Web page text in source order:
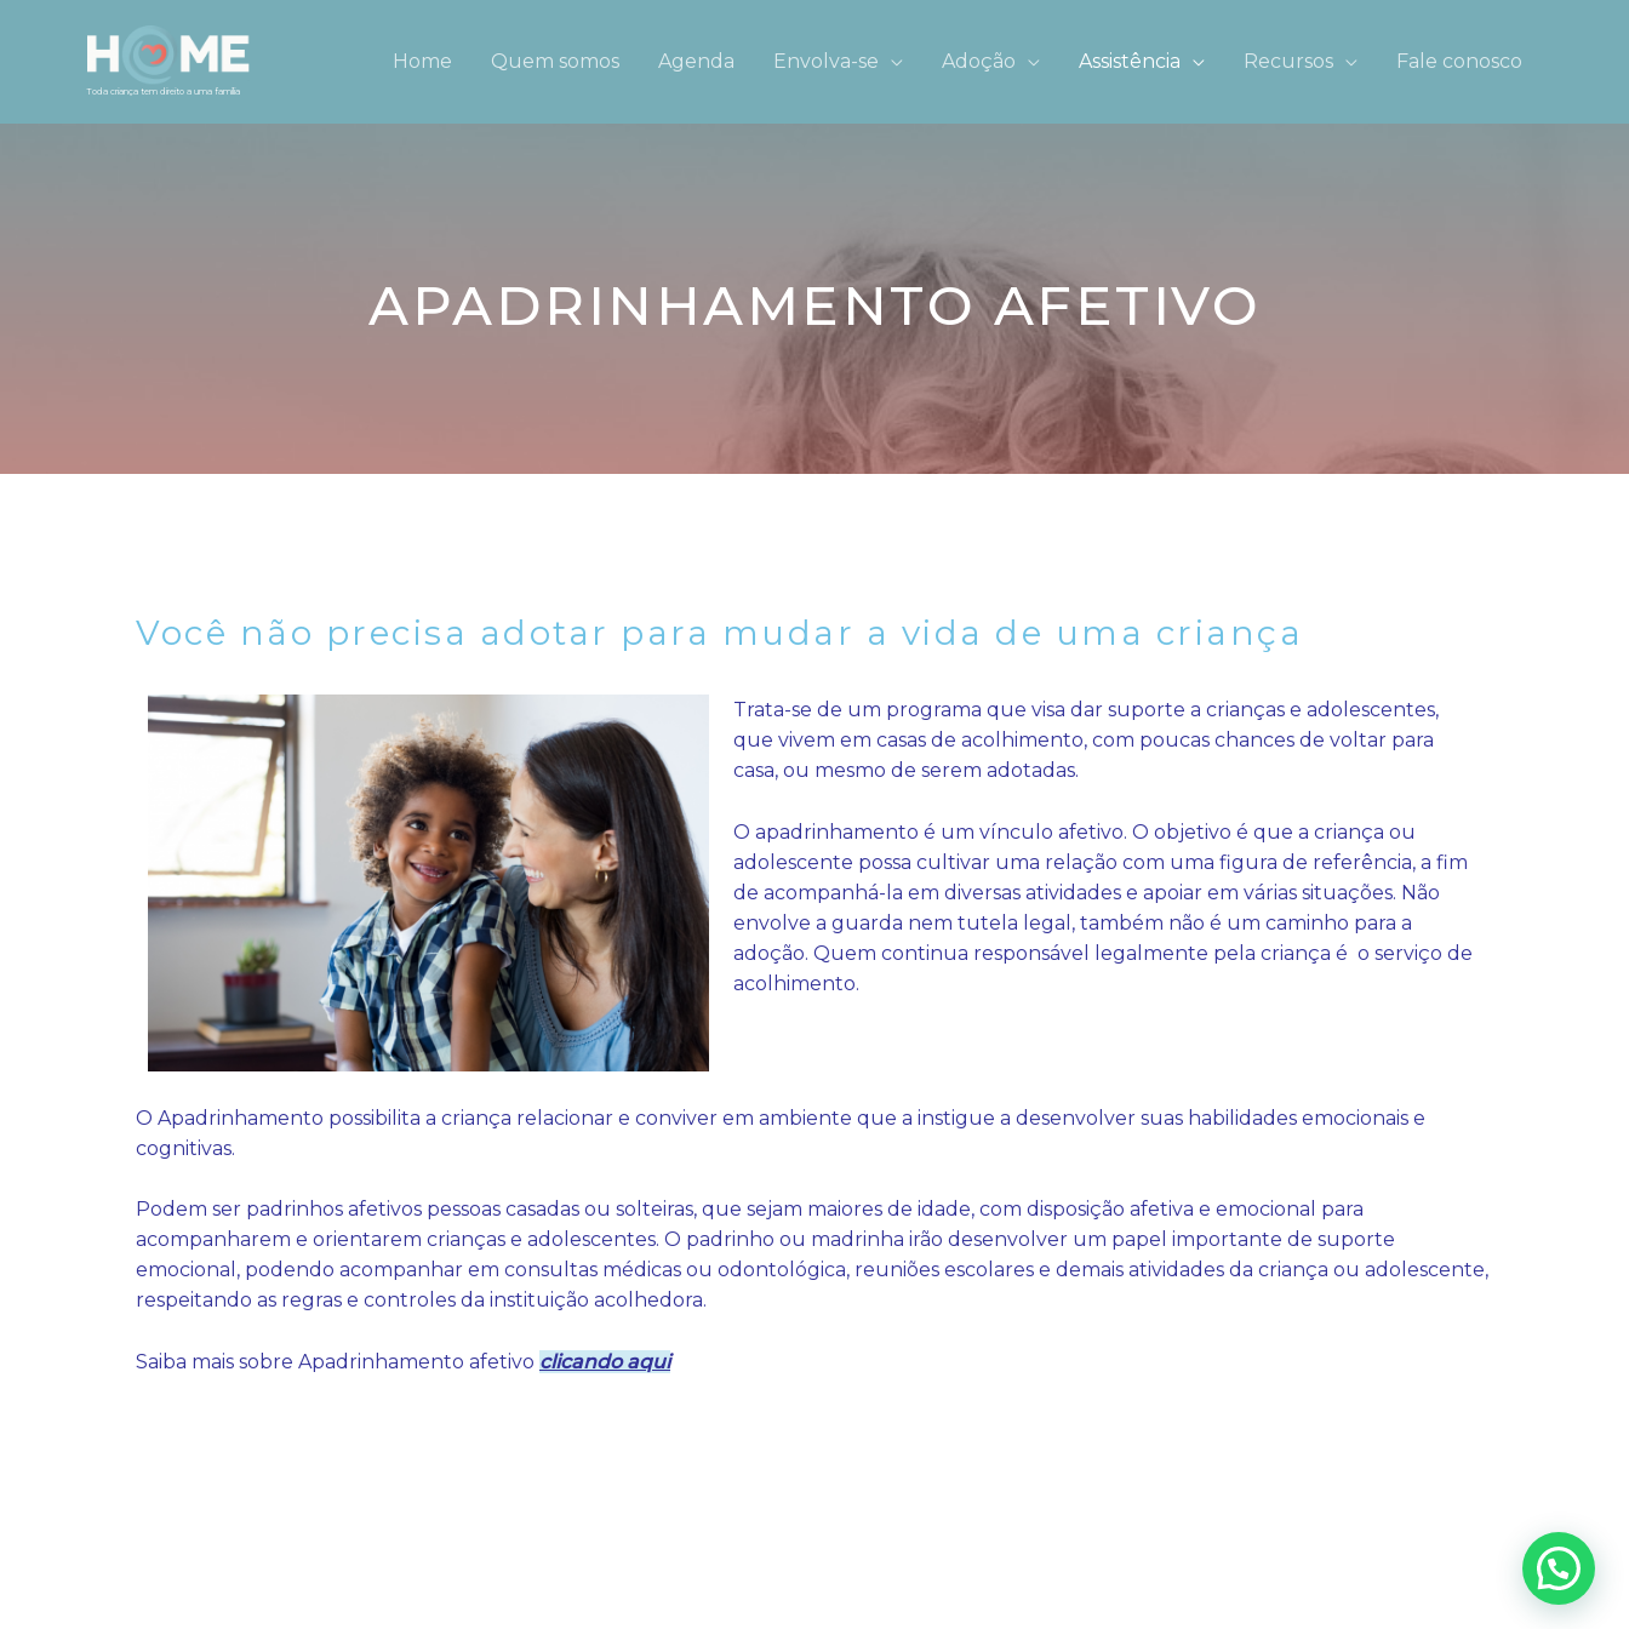
Toda criança tem direito a uma família
Home Quem somos Agenda Envolva-se Adoção Assistência Recursos Fale conosco
APADRINHAMENTO AFETIVO
Você não precisa adotar para mudar a vida de uma criança
Trata-se de um programa que visa dar suporte a crianças e adolescentes,
que vivem em casas de acolhimento, com poucas chances de voltar para
casa, ou mesmo de serem adotadas.
O apadrinhamento é um vínculo afetivo. O objetivo é que a criança ou
adolescente possa cultivar uma relação com uma figura de referência, a fim
de acompanhá-la em diversas atividades e apoiar em várias situações. Não
envolve a guarda nem tutela legal, também não é um caminho para a
adoção. Quem continua responsável legalmente pela criança é o serviço de
acolhimento.
O Apadrinhamento possibilita a criança relacionar e conviver em ambiente que a instigue a desenvolver suas habilidades emocionais e
cognitivas.
Podem ser padrinhos afetivos pessoas casadas ou solteiras, que sejam maiores de idade, com disposição afetiva e emocional para
acompanharem e orientarem crianças e adolescentes. O padrinho ou madrinha irão desenvolver um papel importante de suporte
emocional, podendo acompanhar em consultas médicas ou odontológica, reuniões escolares e demais atividades da criança ou adolescente,
respeitando as regras e controles da instituição acolhedora.
Saiba mais sobre Apadrinhamento afetivo clicando aqui